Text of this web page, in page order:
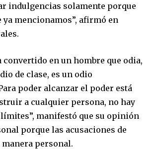
indulgencias solamente porque
ya mencionamos”, afirmó en
convertido en un hombre que odia,
de clase, es un odio
poder alcanzar el poder está
a cualquier persona, no hay
manifestó que su opinión
porque las acusaciones de
personal.